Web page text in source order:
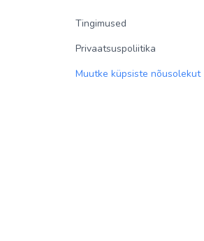
Tingimused
Privaatsuspoliitika
Muutke küpsiste nõusolekut